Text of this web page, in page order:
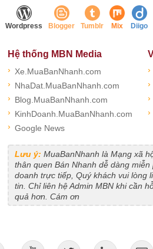
Wordpress Blogger Tumblr Mix Diigo
Hệ thống MBN Media
› Xe.MuaBanNhanh.com
› NhaDat.MuaBanNhanh.com
› Blog.MuaBanNhanh.com
› KinhDoanh.MuaBanNhanh.com
› Google News
›
›
›
›
Lưu ý: MuaBanNhanh là Mạng xã
thân quen Bán Nhanh dễ dàng
doanh trực tiếp, Quý khách vui lòng
tin. Chỉ liên hệ Admin MBN khi cần
quả hơn. Cám ơn